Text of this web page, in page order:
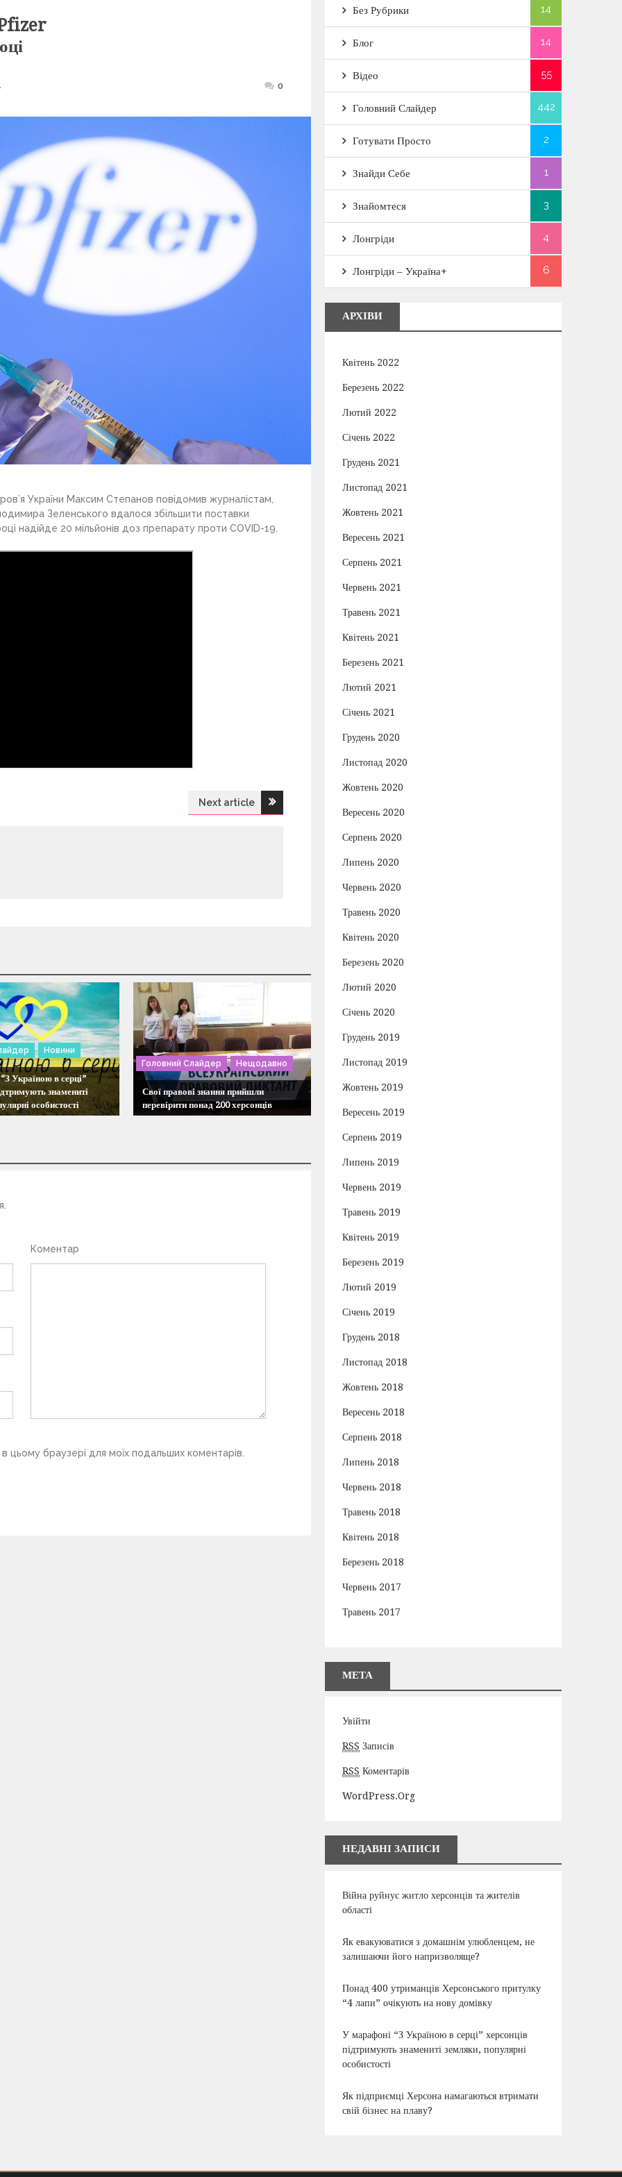
0
України Максим Степанов повідомив журналістам,
Зеленського вдалося збільшити поставки
надійде 20 мільйонів доз препарату проти COVID-19.
Next article
Новини
Україною в серці”
знамениті
особистості
Головний Слайдер Нещодавно
Свої правові знання прийшли
перевірити понад 200 херсонців
Коментар
цьому браузері для моїх подальших коментарів.
Без Рубрики 14
Блог 14
Відео 55
Головний Слайдер 442
Готувати Просто 2
Знайди Себе 1
Знайомтеся 3
Лонгріди 4
Лонгріди – Україна+ 6
АРХІВИ
Квітень 2022
Березень 2022
Лютий 2022
Січень 2022
Грудень 2021
Листопад 2021
Жовтень 2021
Вересень 2021
Серпень 2021
Червень 2021
Травень 2021
Квітень 2021
Березень 2021
Лютий 2021
Січень 2021
Грудень 2020
Листопад 2020
Жовтень 2020
Вересень 2020
Серпень 2020
Липень 2020
Червень 2020
Травень 2020
Квітень 2020
Березень 2020
Лютий 2020
Січень 2020
Грудень 2019
Листопад 2019
Жовтень 2019
Вересень 2019
Серпень 2019
Липень 2019
Червень 2019
Травень 2019
Квітень 2019
Березень 2019
Лютий 2019
Січень 2019
Грудень 2018
Листопад 2018
Жовтень 2018
Вересень 2018
Серпень 2018
Липень 2018
Червень 2018
Травень 2018
Квітень 2018
Березень 2018
Червень 2017
Травень 2017
МЕТА
Увійти
RSS Записів
RSS Коментарів
WordPress.org
НЕДАВНІ ЗАПИСИ
Війна руйнує житло херсонців та жителів
області
Як евакуюватися з домашнім улюбленцем, не
залишаючи його напризволяще?
Понад 400 утриманців Херсонського притулку
“4 лапи” очікують на нову домівку
У марафоні “З Україною в серці” херсонців
підтримують знамениті земляки, популярні
особистості
Як підприємці Херсона намагаються втримати
свій бізнес на плаву?